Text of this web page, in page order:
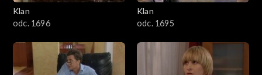
3701–3800
3601–3700
Klan
odc. 1696
Klan
odc. 1695